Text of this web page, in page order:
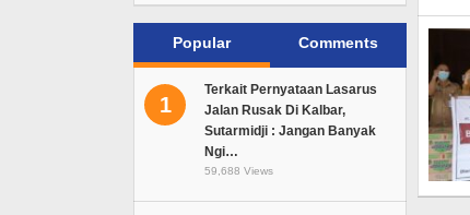
Popular Comments
1
Terkait Pernyataan Lasarus
Jalan Rusak Di Kalbar,
Sutarmidji : Jangan Banyak
Ngi…
59,688 Views